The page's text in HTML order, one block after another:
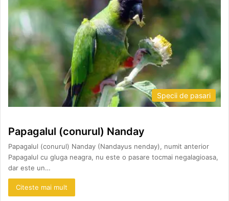
Specii de pasari
Papagalul (conurul) Nanday
Papagalul (conurul) Nanday (Nandayus nenday), numit anterior
Papagalul cu gluga neagra, nu este o pasare tocmai negalagioasa,
dar este un…
Citeste mai mult